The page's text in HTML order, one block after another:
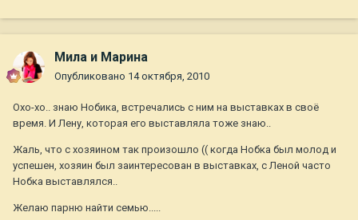
Мила и Марина
Опубликовано 14 октября, 2010
Охо-хо.. знаю Нобика, встречались с ним на выставках в своё
время. И Лену, которая его выставляла тоже знаю..
Жаль, что с хозяином так произошло (( когда Нобка был молод и
успешен, хозяин был заинтересован в выставках, с Леной часто
Нобка выставлялся..
Желаю парню найти семью.....